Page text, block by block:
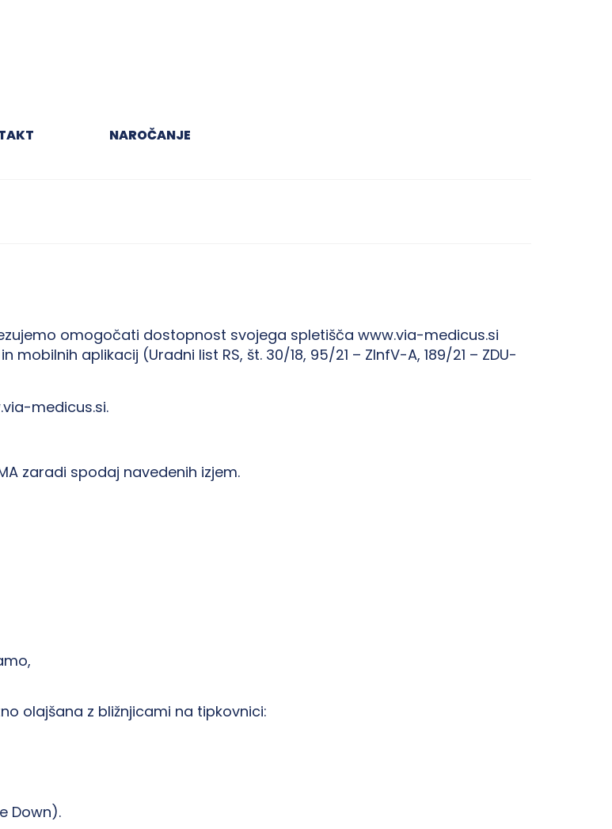
NAROČANJE
omogočati dostopnost svojega spletišča www.via-medicus.si
aplikacij (Uradni list RS, št. 30/18, 95/21 – ZInfV-A, 189/21 – ZDU-
medicus.si.
zaradi spodaj navedenih izjem.
olajšana z bližnjicami na tipkovnici:
Down).